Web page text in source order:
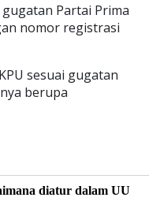
Partai Prima
nomor registrasi
sesuai gugatan
berupa
diatur dalam UU